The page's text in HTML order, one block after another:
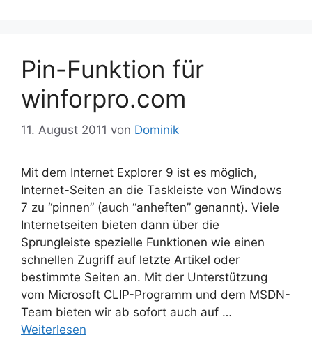
Pin-Funktion für
winforpro.com
11. August 2011 von Dominik
Mit dem Internet Explorer 9 ist es möglich,
Internet-Seiten an die Taskleiste von Windows
7 zu “pinnen” (auch “anheften” genannt). Viele
Internetseiten bieten dann über die
Sprungleiste spezielle Funktionen wie einen
schnellen Zugriff auf letzte Artikel oder
bestimmte Seiten an. Mit der Unterstützung
vom Microsoft CLIP-Programm und dem MSDN-
Team bieten wir ab sofort auch auf …
Weiterlesen